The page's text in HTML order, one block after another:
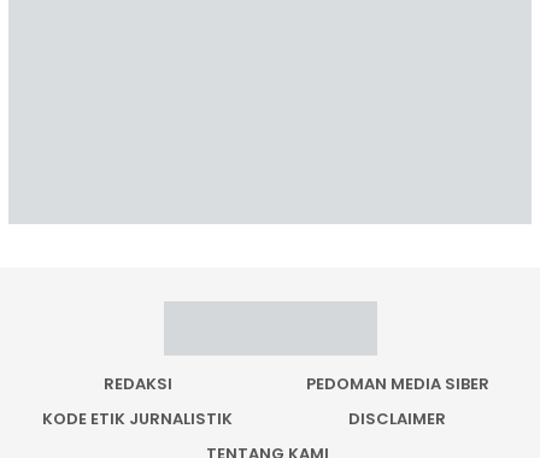
REDAKSI
PEDOMAN MEDIA SIBER
KODE ETIK JURNALISTIK
DISCLAIMER